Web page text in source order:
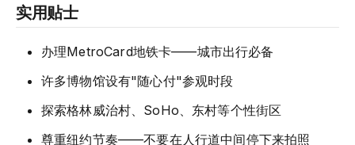
实用贴士
办理MetroCard地铁卡——城市出行必备
许多博物馆设有"随心付"参观时段
探索格林威治村、SoHo、东村等个性街区
尊重纽约节奏——不要在人行道中间停下来拍照